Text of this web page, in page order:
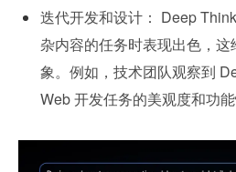
迭代开发和设计： Deep
杂内容的任务时表现出色，
象。例如，技术团队观察到
Web 开发任务的美观度和功能